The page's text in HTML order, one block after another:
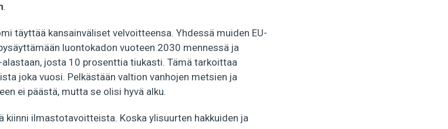
.
täyttää kansainväliset velvoitteensa. Yhdessä muiden EU-
luontokadon vuoteen 2030 mennessä ja
josta 10 prosenttia tiukasti. Tämä tarkoittaa
joka vuosi. Pelkästään valtion vanhojen metsien ja
ei päästä, mutta se olisi hyvä alku.
kiinni ilmastotavoitteista. Koska ylisuurten hakkuiden ja